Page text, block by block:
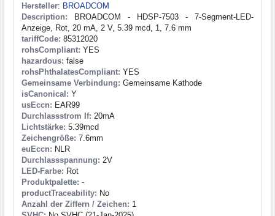
Hersteller: BROADCOM
Description: BROADCOM - HDSP-7503 - 7-Segment-LED-
Anzeige, Rot, 20 mA, 2 V, 5.39 mcd, 1, 7.6 mm
tariffCode: 85312020
rohsCompliant: YES
hazardous: false
rohsPhthalatesCompliant: YES
Gemeinsame Verbindung: Gemeinsame Kathode
isCanonical: Y
usEccn: EAR99
Durchlassstrom If: 20mA
Lichtstärke: 5.39mcd
Zeichengröße: 7.6mm
euEccn: NLR
Durchlassspannung: 2V
LED-Farbe: Rot
Produktpalette: -
productTraceability: No
Anzahl der Ziffern / Zeichen: 1